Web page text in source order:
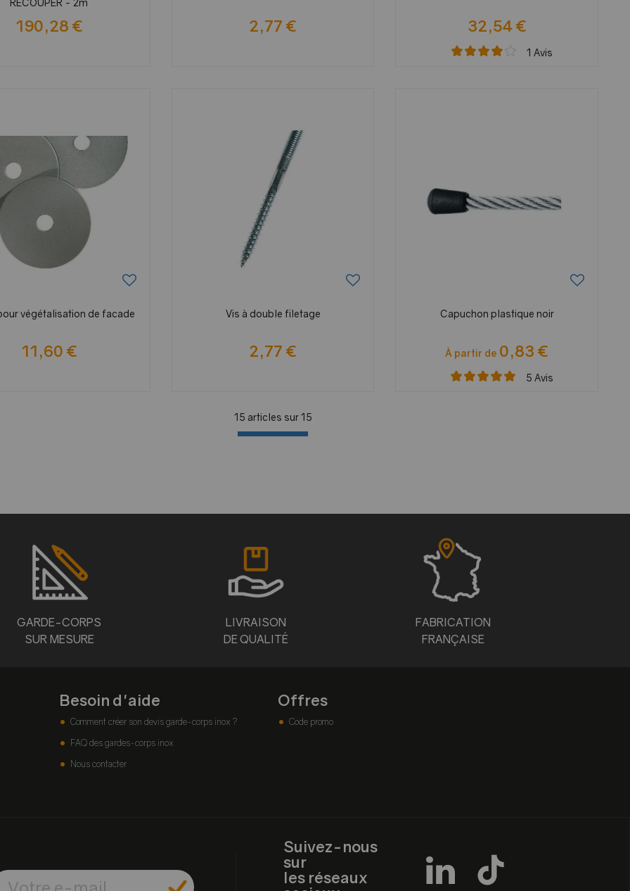
RECOUPER - 2m
190,28 € 2,77 € 32,54 €
1 Avis
végétalisation de facade
11,60 €
Vis à double filetage
2,77 €
Capuchon plastique noir
À partir de 0,83 €
5 Avis
15 articles sur15
GARDE-CORPS
SUR MESURE
LIVRAISON
DE QUALITÉ
FABRICATION
FRANÇAISE
Besoin d'aide
Comment créer son devis garde-corps inox ?
FAQ des gardes-corps inox
Nous contacter
Offres
Code promo
Suivez-nous
sur
les réseaux